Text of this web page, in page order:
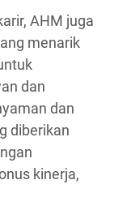
AHM juga
menarik
dan
dan
diberikan
kinerja,